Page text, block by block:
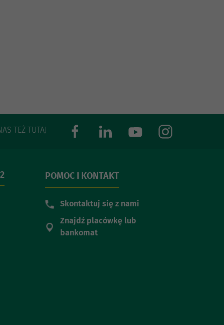
TEŻ TUTAJ
POMOC I KONTAKT
Skontaktuj się z nami
Znajdź placówkę lub
bankomat